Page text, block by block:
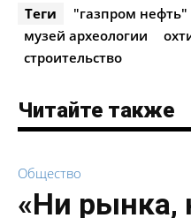
Теги "газпром нефть"
музей археологии
строительство
Читайте также
Общество
«Ни рынка,